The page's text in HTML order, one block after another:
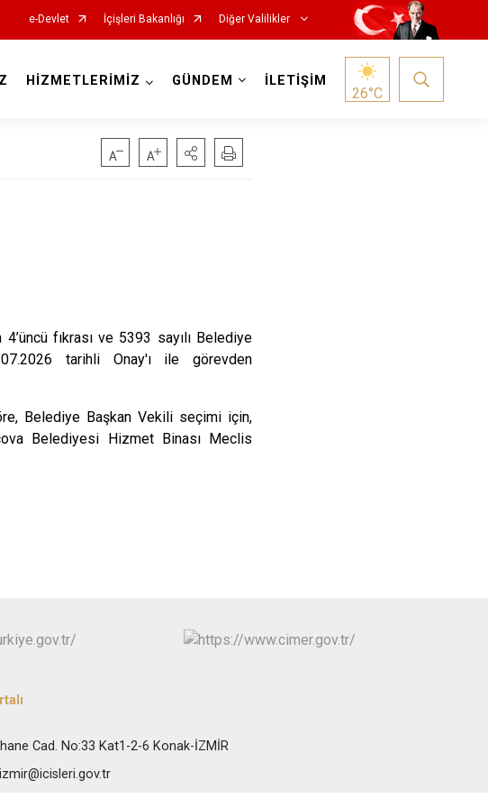
e-Devlet İçişleri Bakanlığı Diğer Valilikler
HİZMETLERİMİZ GÜNDEM İLETİŞİM
26°C
fıkrası ve 5393 sayılı Belediye
tarihli Onay'ı ile görevden
Belediye Başkan Vekili seçimi için,
Belediyesi Hizmet Binası Meclis
Cad. No:33 Kat1-2-6 Konak-İZMİR